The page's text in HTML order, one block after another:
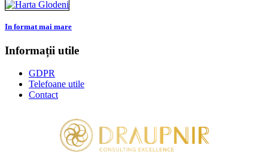
In format mai mare
Informații utile
GDPR
Telefoane utile
Contact